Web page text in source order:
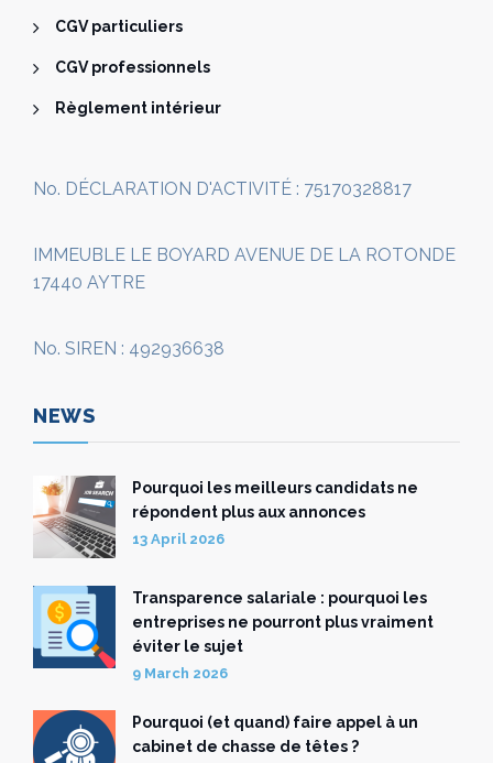
CGV particuliers
CGV professionnels
Règlement intérieur
No. DÉCLARATION D'ACTIVITÉ : 75170328817
IMMEUBLE LE BOYARD AVENUE DE LA ROTONDE
17440 AYTRE
No. SIREN : 492936638
NEWS
Pourquoi les meilleurs candidats ne
répondent plus aux annonces
13 April 2026
Transparence salariale : pourquoi les
entreprises ne pourront plus vraiment
éviter le sujet
9 March 2026
Pourquoi (et quand) faire appel à un
cabinet de chasse de têtes ?